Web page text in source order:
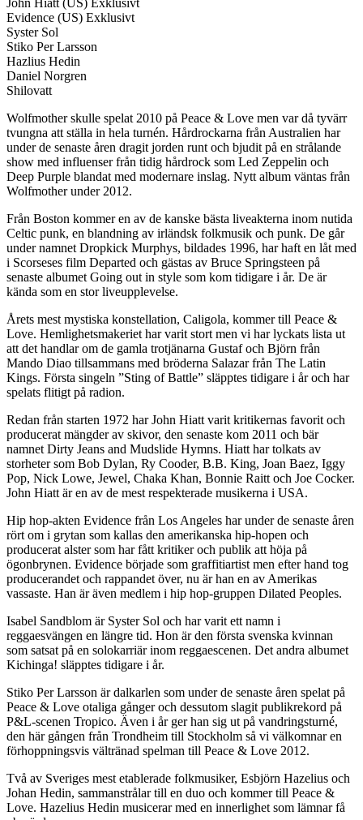
Evidence (US) Exklusivt
Syster Sol
Stiko Per Larsson
Hazlius Hedin
Daniel Norgren
Shilovatt
Wolfmother skulle spelat 2010 på Peace & Love men var då tyvärr
tvungna att ställa in hela turnén. Hårdrockarna från Australien har
under de senaste åren dragit jorden runt och bjudit på en strålande
show med influenser från tidig hårdrock som Led Zeppelin och
Deep Purple blandat med modernare inslag. Nytt album väntas från
Wolfmother under 2012.
Från Boston kommer en av de kanske bästa liveakterna inom nutida
Celtic punk, en blandning av irländsk folkmusik och punk. De går
under namnet Dropkick Murphys, bildades 1996, har haft en låt med
i Scorseses film Departed och gästas av Bruce Springsteen på
senaste albumet Going out in style som kom tidigare i år. De är
kända som en stor liveupplevelse.
Årets mest mystiska konstellation, Caligola, kommer till Peace &
Love. Hemlighetsmakeriet har varit stort men vi har lyckats lista ut
att det handlar om de gamla trotjänarna Gustaf och Björn från
Mando Diao tillsammans med bröderna Salazar från The Latin
Kings. Första singeln ”Sting of Battle” släpptes tidigare i år och har
spelats flitigt på radion.
Redan från starten 1972 har John Hiatt varit kritikernas favorit och
producerat mängder av skivor, den senaste kom 2011 och bär
namnet Dirty Jeans and Mudslide Hymns. Hiatt har tolkats av
storheter som Bob Dylan, Ry Cooder, B.B. King, Joan Baez, Iggy
Pop, Nick Lowe, Jewel, Chaka Khan, Bonnie Raitt och Joe Cocker.
John Hiatt är en av de mest respekterade musikerna i USA.
Hip hop-akten Evidence från Los Angeles har under de senaste åren
rört om i grytan som kallas den amerikanska hip-hopen och
producerat alster som har fått kritiker och publik att höja på
ögonbrynen. Evidence började som graffitiartist men efter hand tog
producerandet och rappandet över, nu är han en av Amerikas
vassaste. Han är även medlem i hip hop-gruppen Dilated Peoples.
Isabel Sandblom är Syster Sol och har varit ett namn i
reggaesvängen en längre tid. Hon är den första svenska kvinnan
som satsat på en solokarriär inom reggaescenen. Det andra albumet
Kichinga! släpptes tidigare i år.
Stiko Per Larsson är dalkarlen som under de senaste åren spelat på
Peace & Love otaliga gånger och dessutom slagit publikrekord på
P&L-scenen Tropico. Även i år ger han sig ut på vandringsturné,
den här gången från Trondheim till Stockholm så vi välkomnar en
förhoppningsvis vältränad spelman till Peace & Love 2012.
Två av Sveriges mest etablerade folkmusiker, Esbjörn Hazelius och
Johan Hedin, sammanstrålar till en duo och kommer till Peace &
Love. Hazelius Hedin musicerar med en innerlighet som lämnar få